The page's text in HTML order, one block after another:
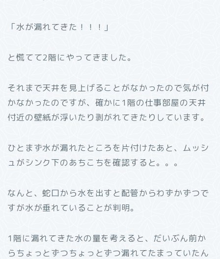
「水が漏れてきた！！！」
と慌てて2階にやってきました。
それまで天井を見上げることがなかったので気が付
かなかったのですが、確かに1階の仕事部屋の天井
付近の壁紙が浮いたり剥がれてきたりしています。
ひとまず水が漏れたところを片付けたあと、ムッシ
ュがシンク下のあちこちを確認すると。。。
なんと、蛇口から水を出すと配管からわずかずつで
すが水が垂れていることが判明。
1階に漏れてきた水の量を考えると、だいぶん前か
らちょっとずつちょっとずつ漏れてたまっていたん